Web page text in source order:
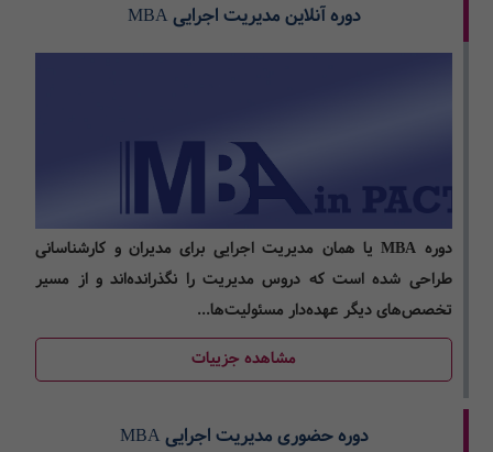
دوره آنلاین مدیریت اجرایی MBA
دوره MBA یا همان مدیریت اجرایی برای مدیران و کارشناسانی
طراحی شده است که دروس مدیریت را نگذرانده‌اند و از مسیر
تخصص‌‌های دیگر عهده‌‌دار مسئولیت‌‌ها...
مشاهده جزییات
دوره حضوری مدیریت اجرایی MBA